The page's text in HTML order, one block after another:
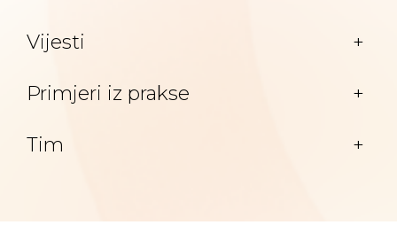
Vijesti +
Primjeri iz prakse +
Tim +